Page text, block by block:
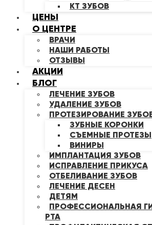
КТ ЗУБОВ
ЦЕНЫ
О ЦЕНТРЕ
ВРАЧИ
НАШИ РАБОТЫ
ОТЗЫВЫ
АКЦИИ
БЛОГ
ЛЕЧЕНИЕ ЗУБОВ
УДАЛЕНИЕ ЗУБОВ
ПРОТЕЗИРОВАНИЕ
ЗУБНЫЕ КОРОНКИ
СЪЕМНЫЕ ПРОТЕЗЫ
ВИНИРЫ
ИМПЛАНТАЦИЯ ЗУБОВ
ИСПРАВЛЕНИЕ ПРИКУСА
ОТБЕЛИВАНИЕ ЗУБОВ
ЛЕЧЕНИЕ ДЕСЕН
ДЕТЯМ
ПРОФЕССИОНАЛЬНАЯ
РТА